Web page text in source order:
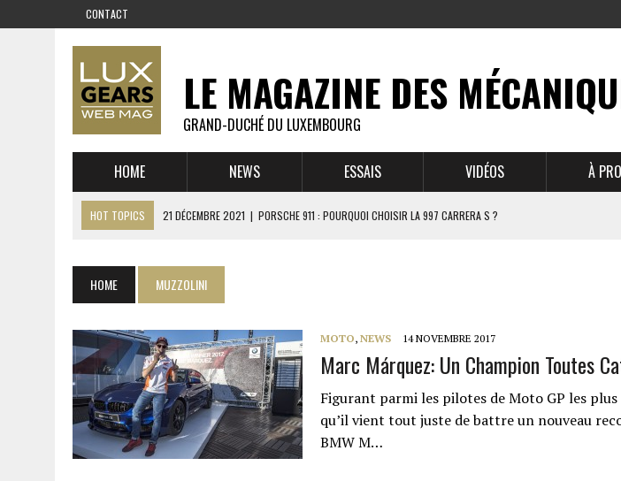
CONTACT
LE MAGAZINE DES
GRAND-DUCHÉ DU LUXEMBOURG
HOME NEWS ESSAIS VIDÉOS À
HOT TOPICS 21 DÉCEMBRE 2021 | PORSCHE 911 : POURQUOI CHOISIR LA 997 CARRERA S ?
1 JUIN 2021 | GROUPE 3 : ALPINE A110 1600 S VS PORSCHE 911 2,7 RS
6 AVRIL 2021 | DE L’HUILE SUR LA PISTE – ART CARS
22 OCTOBRE 2020 | EXPO MAZDA 100 ANS – AUTOWORLD MUSEUM BRUSSELS
HOME MUZZOLINI
MOTO, NEWS 14 NOVEMBRE 2017
Marc Márquez: Un Champion Toutes
Figurant parmi les pilotes de Moto GP les
qu’il vient tout juste de battre un nouveau
BMW M…